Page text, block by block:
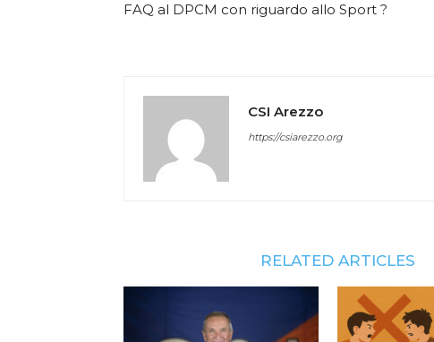
FAQ al DPCM con riguardo allo Sport ?
CSI Arezzo
https://csiarezzo.org
RELATED ARTICLES